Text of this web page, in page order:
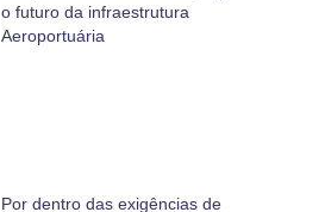
o futuro da infraestrutura
Aeroportuária
Por dentro das exigências de